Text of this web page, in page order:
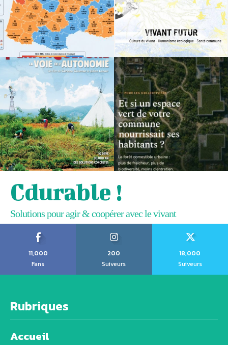
Cdurable !
Solutions pour agir & coopérer avec le vivant
11,000
Fans
200
Suiveurs
18,000
Suiveurs
Rubriques
Accueil